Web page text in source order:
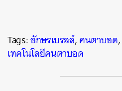
Tags:อักษรเบรลล์,คนตาบอด,
เทคโนโลยีคนตาบอด